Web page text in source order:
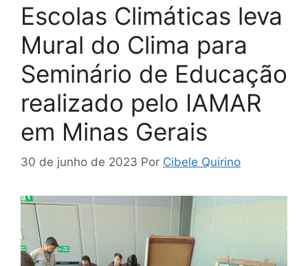
Escolas Climáticas leva
Mural do Clima para
Seminário de Educação
realizado pelo IAMAR
em Minas Gerais
30 de junho de 2023 Por Cibele Quirino